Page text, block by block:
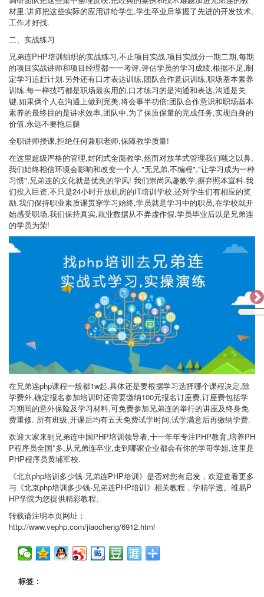
材里,讲师把这些实际的应用讲给学生,学生卒业后掌握了先进的开发技术,
工作才好找.
二、实战练习
兄弟连PHP培训组织的实战练习,不止项目实战,项目实战分一期二期,每期
的项目实战讲师和项目经理都一一考评,评估学员的学习成绩,根据不足,制
定学习追赶计划.另外还有口才表达训练,团队合作意识训练,职场基本素养
训练.每一样技巧都是职场最实用的,口才练习的是沟通和表达,沟通是关
键,如果俩个人在沟通上做到完美,将会事半功倍;团队合作意识和职场基本
素养的最终目的是讲求效率,团队中,为了保质保量的完成任务,实现自身的
价值,永远不要拖后腿
全职讲师授课,拒绝任何兼职老师,保障教学质量!
在这里超级严格的管理,封闭式全面教学,然而对放羊式管理我们嗤之以鼻,
我们始终相信环境会影响和改变一个人."无兄弟,不编程","让学习成为一种
习惯",兄弟连的文化就是优良的学风! 我们崇尚风趣教学,摒弃照本宣科.我
们投入巨资,不只是24小时开放机房的IT培训学校,还对学生们有相应的奖
励.我们保持职业素质课贯穿学习始终,学员就是学习中的职员,在学校就开
始感受职场,我们保持真实,就业数据从不弄虚作假,学员毕业后以是兄弟连
的学员为荣!
在兄弟连php课程一般都1w起,具体还是要根据学习选择哪个课程决定,除
学费外,确定报名参加培训时还需要缴纳100元报名订座费,订座费包括学
习期间的意外保险及学习材料,可免费参加兄弟连的举行的讲座及终身免
费重修. 所有班级,开课后均有五天免费试学时间,试学满意后再缴纳学费.
欢迎大家来到兄弟连中国PHP培训领导者,十一年年专注PHP教育,培养PH
P程序员全国*多,从兄弟连卒业,走到哪家企业都会有你的学哥学姐,这里是
PHP程序员黄埔军校.
《北京php培训多少钱-兄弟连PHP培训》是否对您有启发，欢迎查看更多
与《北京php培训多少钱-兄弟连PHP培训》相关教程，学精学透。维易P
HP学院为您提供精彩教程。
转载请注明本页网址：
http://www.vephp.com/jiaocheng/6912.html
标签：